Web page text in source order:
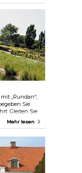
„Rundan“,
Sie
Gleiten Sie
Sie Parks
erweckt.
Mehr lesen